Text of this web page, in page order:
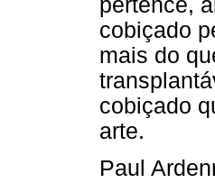
cobiçado
mais do
cobiçado
arte.
Paul